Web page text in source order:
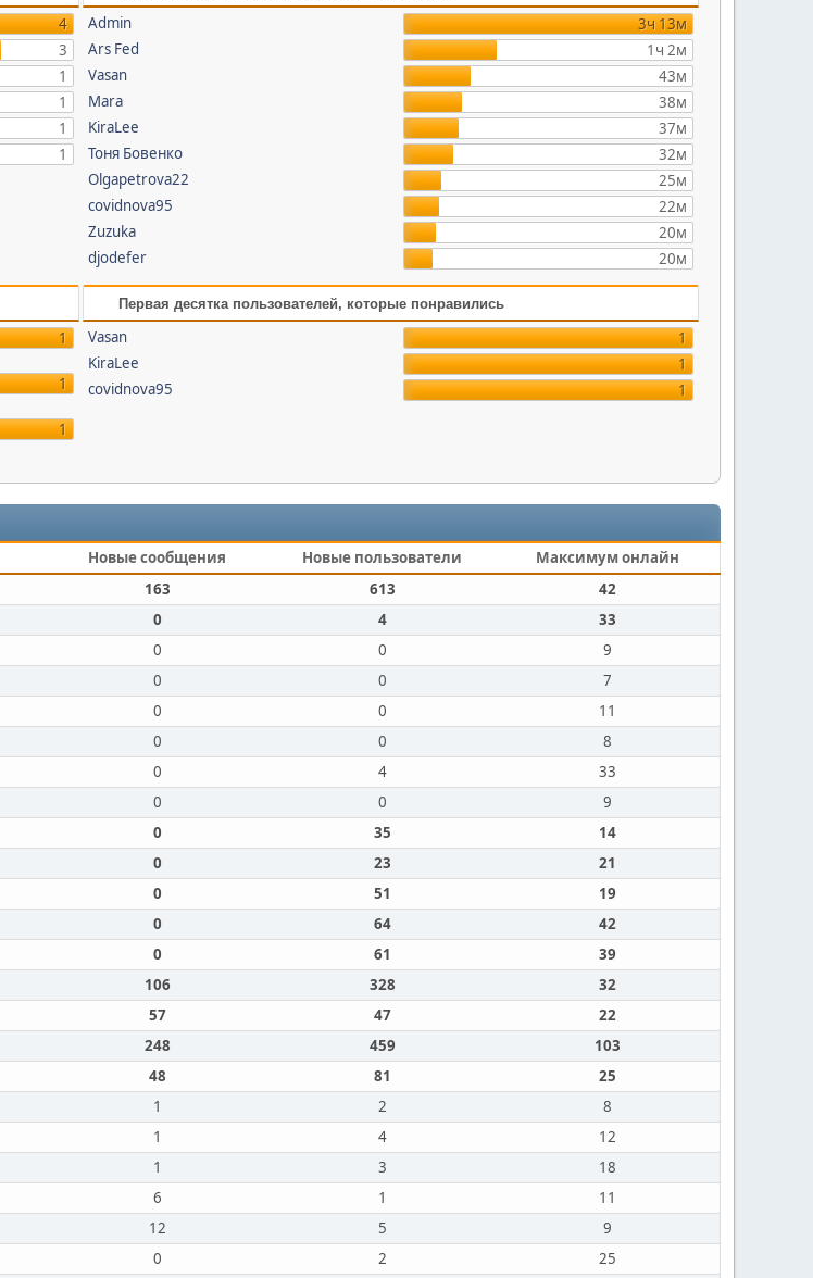
4
3
1
1
1
1
Admin
3ч 13м
Ars Fed
1ч 2м
Vasan
43м
Mara
38м
KiraLee
37м
Тоня Бовенко
32м
Olgapetrova22
25м
covidnova95
22м
Zuzuka
20м
djodefer
20м
1
1
1
Первая десятка пользователей, которые понравились
Vasan
1
KiraLee
1
covidnova95
1
Новые сообщения Новые пользователи
Максимум онлайн
163 613
42
0 4
33
0 0
9
0 0
7
0 0
11
0 0
8
0 4
33
0 0
9
0 35
14
0 23
21
0 51
19
0 64
42
0 61
39
106 328
32
57 47
22
248 459
103
48 81
25
1 2
8
1 4
12
1 3
18
6 1
11
12 5
9
0 2
25